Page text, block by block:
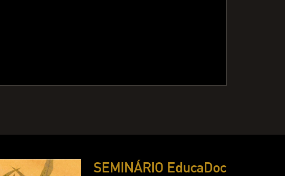
SEMINÁRIO EducaDoc